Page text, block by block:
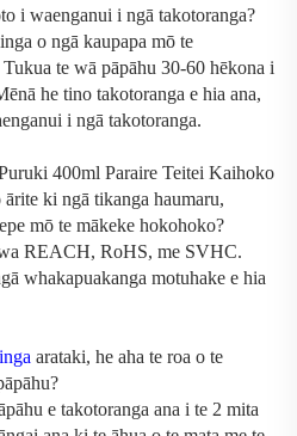
i waenganui i ngā takotoranga?
o ngā kaupapa mō te
te wā pāpāhu 30-60 hēkona i
he tino takotoranga e hia ana,
i ngā takotoranga.
400ml Paraire Teitei Kaihoko
ārite ki ngā tikanga haumaru,
mō te mākeke hokohoko?
REACH, RoHS, me SVHC.
whakapuakanga motuhake e hia
arataki, he aha te roa o te
e takotoranga ana i te 2 mita